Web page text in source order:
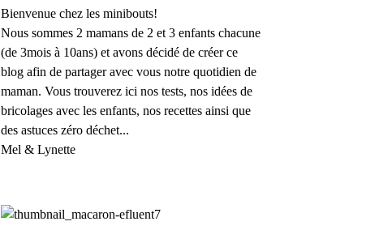
Bienvenue chez les minibouts!
Nous sommes 2 mamans de 2 et 3 enfants chacune
(de 3mois à 10ans) et avons décidé de créer ce
blog afin de partager avec vous notre quotidien de
maman. Vous trouverez ici nos tests, nos idées de
bricolages avec les enfants, nos recettes ainsi que
des astuces zéro déchet...
Mel & Lynette